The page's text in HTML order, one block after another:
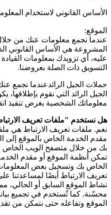
الأساس القانوني لاستخدام
الموقع:
عندما نجمع معلومات عنك من
المشروعة هي الأساس القانوني
عليه، أي تزويدك بمعلومات
التسويق ذات الصلة بعروضنا.
حملات الجيل الرائدعندما نجمع
الجيل الرائد التي نقوم بإطلاقها،
معلوماتك الشخصية بغرض تنفيذ
هل نستخدم "ملفات تعريف
نعم. ملفات تعريف الارتباط هي
مقدم الخدمة الخاص بالموقع
بك من خلال متصفح الويب الخاص
تمكن أنظمة الموقع أو مقدم
الخاص بك وتسجيل بعض
تعريف الارتباط أيضًا لمساعدتنا
نشاط الموقع السابق أو الحالي،
محسّنة. كما تُستخدم في تجميع
الموقع وتفاعله حتى نتمكن من